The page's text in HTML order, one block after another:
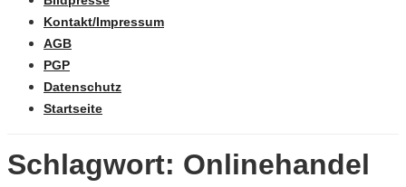
Kontakt/Impressum
AGB
PGP
Datenschutz
Startseite
Schlagwort: Onlinehandel